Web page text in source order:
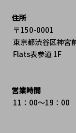
住所
〒150-0001
東京都渋谷区神宮
Flats表参道 1F
営業時間
11：00～19：00